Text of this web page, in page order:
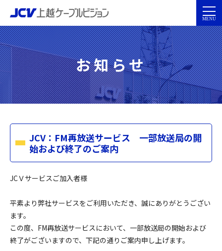
お知らせ
JCV：FM再放送サービス 一部放送局の開
始および終了のご案内
JCＶサービスご加入者様
平素より弊社サービスをご利用いただき、誠にありがとうござい
ます。
この度、FM再放送サービスにおいて、一部放送局の開始および
終了がございますので、下記の通りご案内申し上げます。